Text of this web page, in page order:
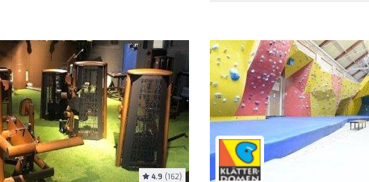
4.9 (162)